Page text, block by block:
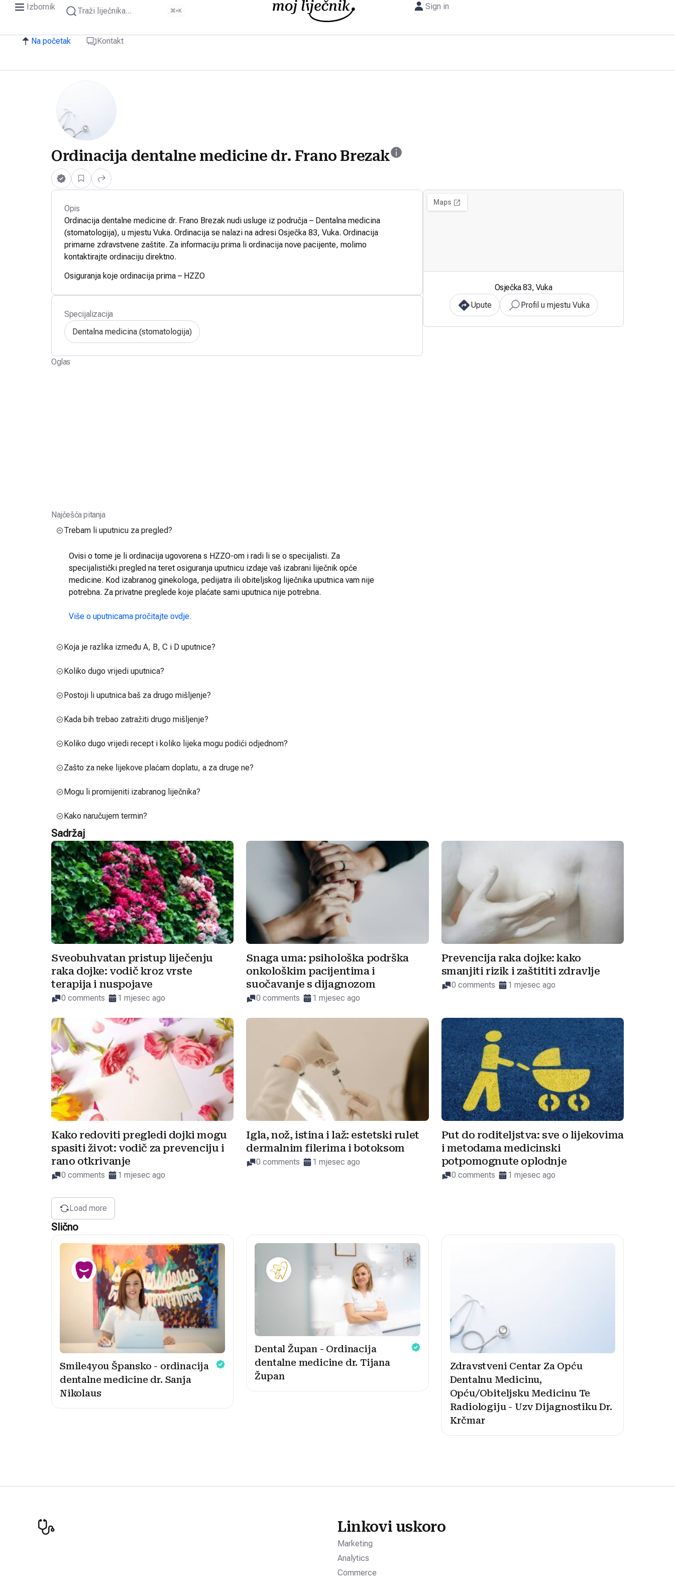
Izbornik Traži liječnika... ⌘+K Sign in
Na početak Kontakt
Ordinacija dentalne medicine dr. Frano Brezak
Opis
Ordinacija dentalne medicine dr. Frano Brezak nudi usluge iz područja – Dentalna medicina
(stomatologija), u mjestu Vuka. Ordinacija se nalazi na adresi Osječka 83, Vuka. Ordinacija
primarne zdravstvene zaštite. Za informaciju prima li ordinacija nove pacijente, molimo
kontaktirajte ordinaciju direktno.
Osiguranja koje ordinacija prima – HZZO
Specijalizacija
Dentalna medicina (stomatologija)
Oglas
Osječka 83, Vuka
Upute
Profil u mjestu Vuka
Najčešća pitanja
Trebam li uputnicu za pregled?
Ovisi o tome je li ordinacija ugovorena s HZZO-om i radi li se o specijalisti. Za
specijalistički pregled na teret osiguranja uputnicu izdaje vaš izabrani liječnik opće
medicine. Kod izabranog ginekologa, pedijatra ili obiteljskog liječnika uputnica vam nije
potrebna. Za privatne preglede koje plaćate sami uputnica nije potrebna.
Više o uputnicama pročitajte ovdje.
Koja je razlika između A, B, C i D uputnice?
Koliko dugo vrijedi uputnica?
Postoji li uputnica baš za drugo mišljenje?
Kada bih trebao zatražiti drugo mišljenje?
Koliko dugo vrijedi recept i koliko lijeka mogu podići odjednom?
Zašto za neke lijekove plaćam doplatu, a za druge ne?
Mogu li promijeniti izabranog liječnika?
Kako naručujem termin?
Sadržaj
Sveobuhvatan pristup liječenju
raka dojke: vodič kroz vrste
terapija i nuspojave
0 comments 1 mjesec ago
Snaga uma: psihološka podrška
onkološkim pacijentima i
suočavanje s dijagnozom
0 comments 1 mjesec ago
Prevencija raka dojke: kako
smanjiti rizik i zaštititi zdravlje
0 comments 1 mjesec ago
Kako redoviti pregledi dojki mogu
spasiti život: vodič za prevenciju i
rano otkrivanje
0 comments 1 mjesec ago
Igla, nož, istina i laž: estetski rulet
dermalnim filerima i botoksom
0 comments 1 mjesec ago
Put do roditeljstva: sve o lijekovima
i metodama medicinski
potpomognute oplodnje
0 comments 1 mjesec ago
Load more
Slično
Smile4you Špansko - ordinacija
dentalne medicine dr. Sanja
Nikolaus
Dental Župan - Ordinacija
dentalne medicine dr. Tijana
Župan
Zdravstveni Centar Za Opću
Dentalnu Medicinu,
Opću/Obiteljsku Medicinu Te
Radiologiju - Uzv Dijagnostiku Dr.
Krčmar
Linkovi uskoro
Marketing
Analytics
Commerce